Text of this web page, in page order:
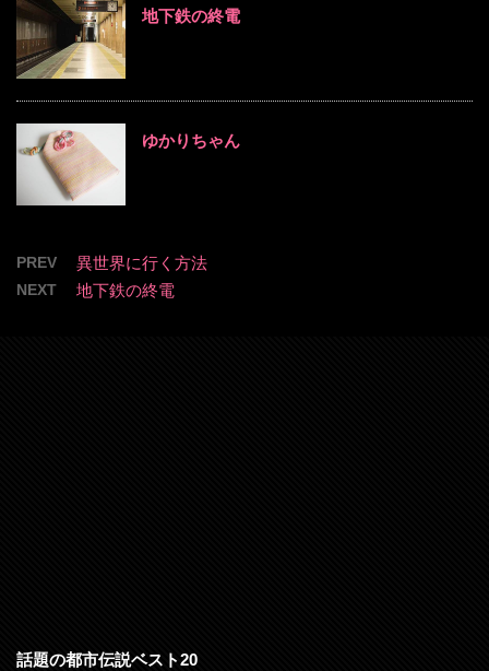
地下鉄の終電
ゆかりちゃん
PREV 異世界に行く方法
NEXT 地下鉄の終電
話題の都市伝説ベスト20